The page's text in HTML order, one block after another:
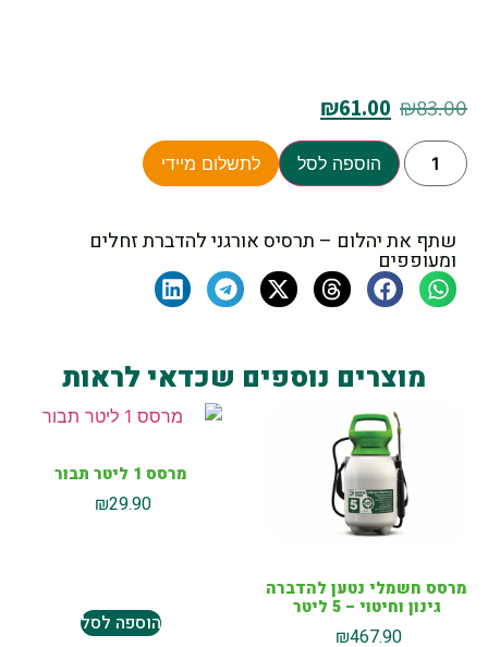
₪83.00
₪61.00
הוספה לסל לתשלום מיידי
שתף את יהלום – תרסיס אורגני להדברת זחלים
ומעופפים
מוצרים נוספים שכדאי לראות
מרסס חשמלי נטען להדברה
גינון וחיטוי – 5 ליטר
₪467.90
מרסס 1 ליטר תבור
₪29.90
הוספה לסל